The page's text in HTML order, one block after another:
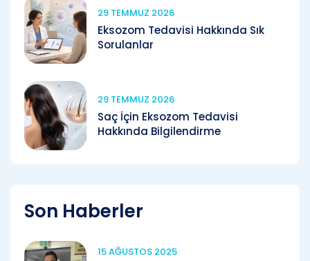
29 TEMMUZ 2026
Eksozom Tedavisi Hakkında Sık
Sorulanlar
29 TEMMUZ 2026
Saç İçin Eksozom Tedavisi
Hakkında Bilgilendirme
Son Haberler
15 AĞUSTOS 2025